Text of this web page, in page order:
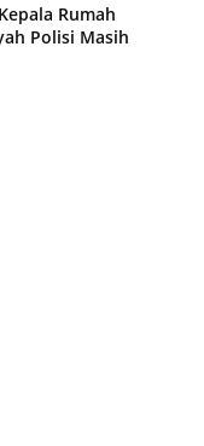
Rumah
Polisi Masih